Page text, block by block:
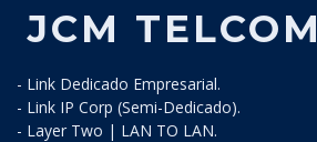
JCM TELCOM
- Link Dedicado Empresarial.
- Link IP Corp (Semi-Dedicado).
- Layer Two | LAN TO LAN.